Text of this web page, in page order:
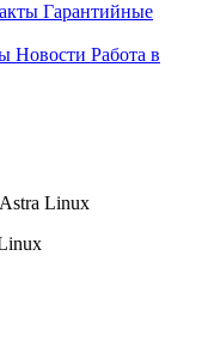
Гарантийные
Новости Работа в
Linux